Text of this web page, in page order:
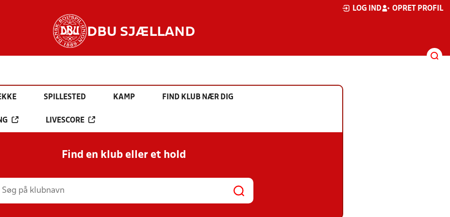
LOG IND OPRET PROFIL
DBU SJÆLLAND
SPILLESTED KAMP FIND KLUB NÆR DIG
LIVESCORE
Find en klub eller et hold